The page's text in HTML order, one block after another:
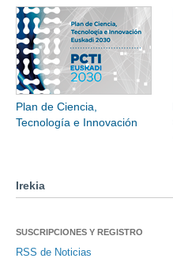
Plan de Ciencia,
Tecnología e Innovación
Irekia
SUSCRIPCIONES Y REGISTRO
RSS de Noticias